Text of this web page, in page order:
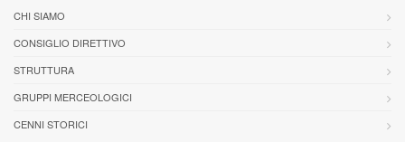
CHI SIAMO
CONSIGLIO DIRETTIVO
STRUTTURA
GRUPPI MERCEOLOGICI
CENNI STORICI